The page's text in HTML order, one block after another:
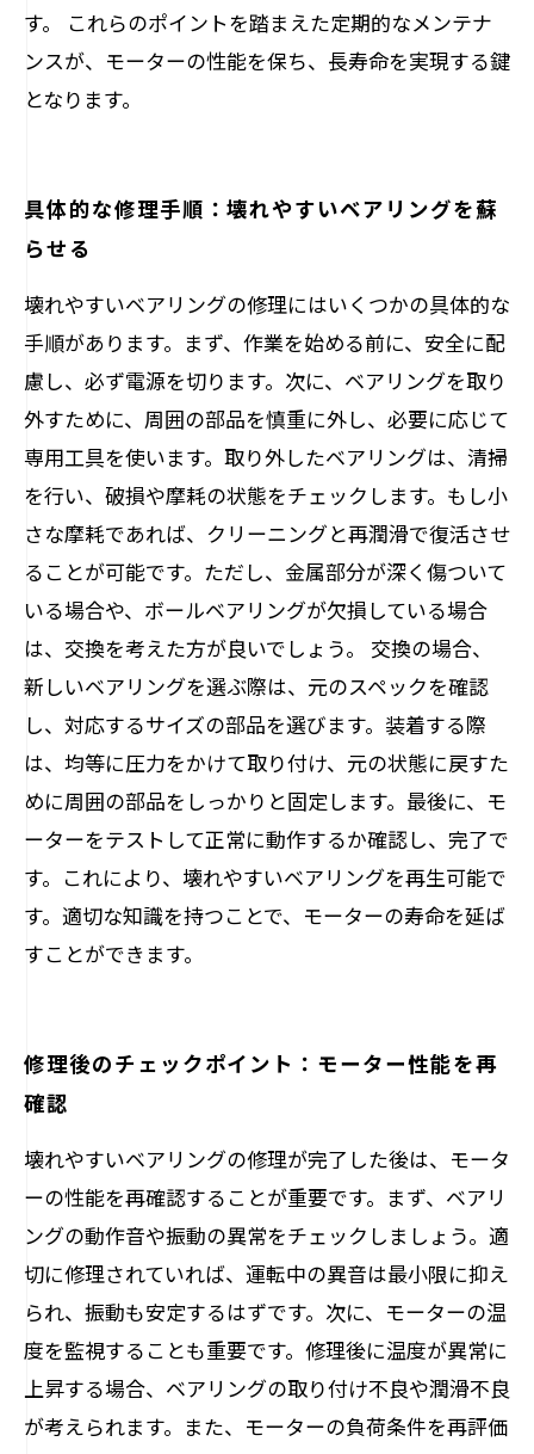
す。 これらのポイントを踏まえた定期的なメンテナ
ンスが、モーターの性能を保ち、長寿命を実現する鍵
となります。
具体的な修理手順：壊れやすいベアリングを蘇
らせる
壊れやすいベアリングの修理にはいくつかの具体的な
手順があります。まず、作業を始める前に、安全に配
慮し、必ず電源を切ります。次に、ベアリングを取り
外すために、周囲の部品を慎重に外し、必要に応じて
専用工具を使います。取り外したベアリングは、清掃
を行い、破損や摩耗の状態をチェックします。もし小
さな摩耗であれば、クリーニングと再潤滑で復活させ
ることが可能です。ただし、金属部分が深く傷ついて
いる場合や、ボールベアリングが欠損している場合
は、交換を考えた方が良いでしょう。 交換の場合、
新しいベアリングを選ぶ際は、元のスペックを確認
し、対応するサイズの部品を選びます。装着する際
は、均等に圧力をかけて取り付け、元の状態に戻すた
めに周囲の部品をしっかりと固定します。最後に、モ
ーターをテストして正常に動作するか確認し、完了で
す。これにより、壊れやすいベアリングを再生可能で
す。適切な知識を持つことで、モーターの寿命を延ば
すことができます。
修理後のチェックポイント：モーター性能を再
確認
壊れやすいベアリングの修理が完了した後は、モータ
ーの性能を再確認することが重要です。まず、ベアリ
ングの動作音や振動の異常をチェックしましょう。適
切に修理されていれば、運転中の異音は最小限に抑え
られ、振動も安定するはずです。次に、モーターの温
度を監視することも重要です。修理後に温度が異常に
上昇する場合、ベアリングの取り付け不良や潤滑不良
が考えられます。また、モーターの負荷条件を再評価